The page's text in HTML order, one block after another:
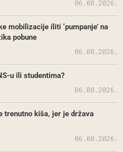
06.08.2026.
mobilizacije iliti ‘pumpanje’ na
pobune
06.08.2026.
u ili studentima?
06.08.2026.
trenutno kiša, jer je država
06.08.2026.